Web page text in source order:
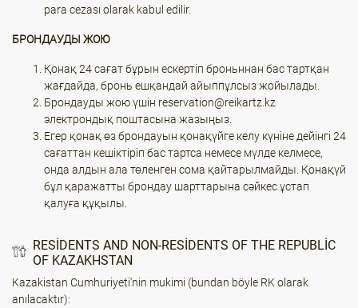
para cezası olarak kabul edilir.
БРОНДАУДЫ ЖОЮ
Қонақ 24 сағат бұрын ескертіп броньннан бас тартқан
жағдайда, бронь ешқандай айыппұлсыз жойылады.
Брондауды жою үшін reservation@reikartz.kz
электрондық поштасына жазыңыз.
Егер қонақ өз брондауын қонақүйге келу күніне дейінгі 24
сағаттан кешіктіріп бас тартса немесе мүлде келмесе,
онда алдын ала төленген сома қайтарылмайды. Қонақүй
бұл қаражатты брондау шарттарына сәйкес ұстап
қалуға құқылы.
RESIDENTS AND NON-RESIDENTS OF THE REPUBLIC
OF KAZAKHSTAN
Kazakistan Cumhuriyeti'nin mukimi (bundan böyle RK olarak
anılacaktır):